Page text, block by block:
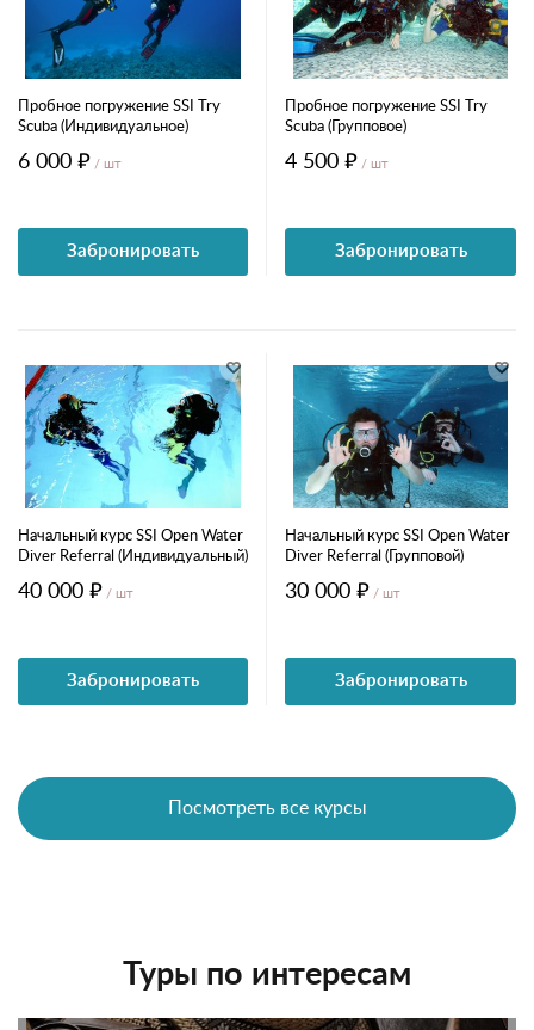
Пробное погружение SSI Try
Scuba (Индивидуальное)
6 000 ₽ / шт
Забронировать
Пробное погружение SSI Try
Scuba (Групповое)
4 500 ₽ / шт
Забронировать
Начальный курс SSI Open Water
Diver Referral (Индивидуальный)
40 000 ₽ / шт
Забронировать
Начальный курс SSI Open Water
Diver Referral (Групповой)
30 000 ₽ / шт
Забронировать
Посмотреть все курсы
Туры по интересам